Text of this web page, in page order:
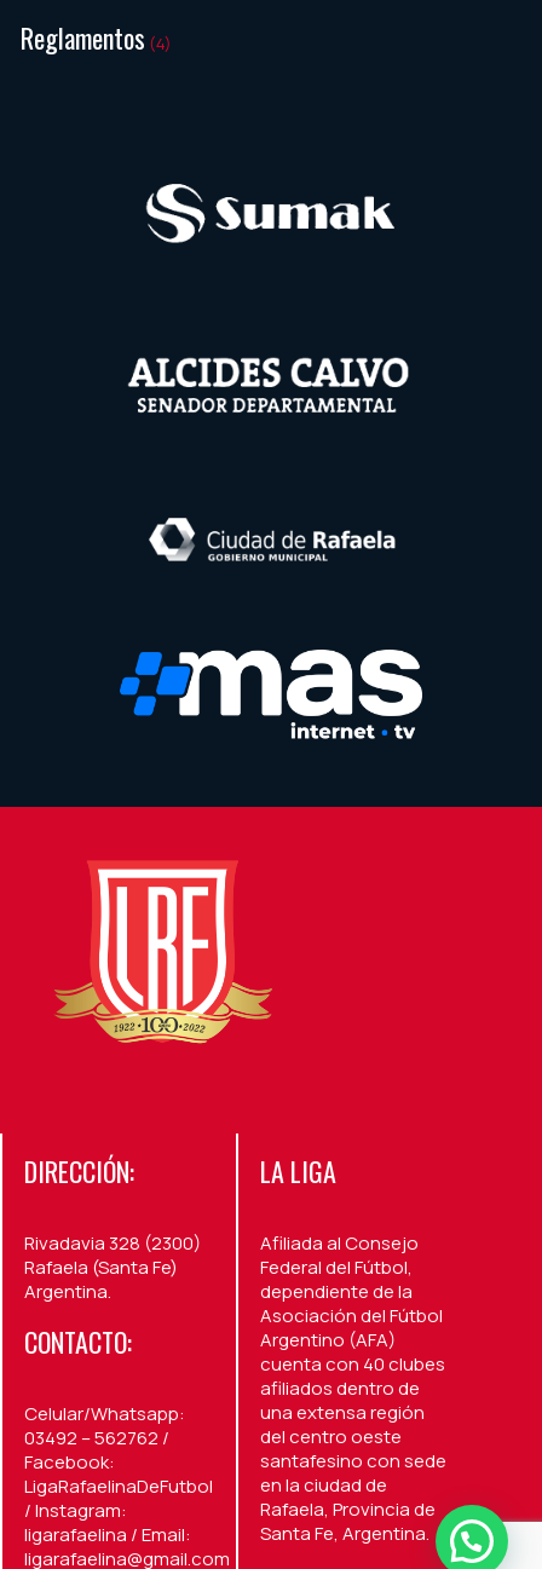
Reglamentos (4)
DIRECCIÓN:
Rivadavia 328 (2300)
Rafaela (Santa Fe)
Argentina.
CONTACTO:
Celular/Whatsapp:
03492 – 562762 /
Facebook:
LigaRafaelinaDeFutbol
/ Instagram:
ligarafaelina / Email:
ligarafaelina@gmail.com
LA LIGA
Afiliada al Consejo
Federal del Fútbol,
dependiente de la
Asociación del Fútbol
Argentino (AFA)
cuenta con 40 clubes
afiliados dentro de
una extensa región
del centro oeste
santafesino con sede
en la ciudad de
Rafaela, Provincia de
Santa Fe, Argentina.